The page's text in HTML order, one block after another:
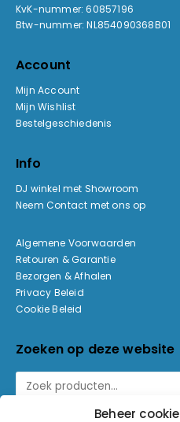
Beheer cookie
KvK-nummer: 60857196
Btw-nummer: NL854090368B01
Account
Mijn Account
Mijn Wishlist
Bestelgeschiedenis
Info
DJ winkel met Showroom
Neem Contact met ons op
Algemene Voorwaarden
Retouren & Garantie
Bezorgen & Afhalen
Privacy Beleid
Cookie Beleid
Zoeken op deze website